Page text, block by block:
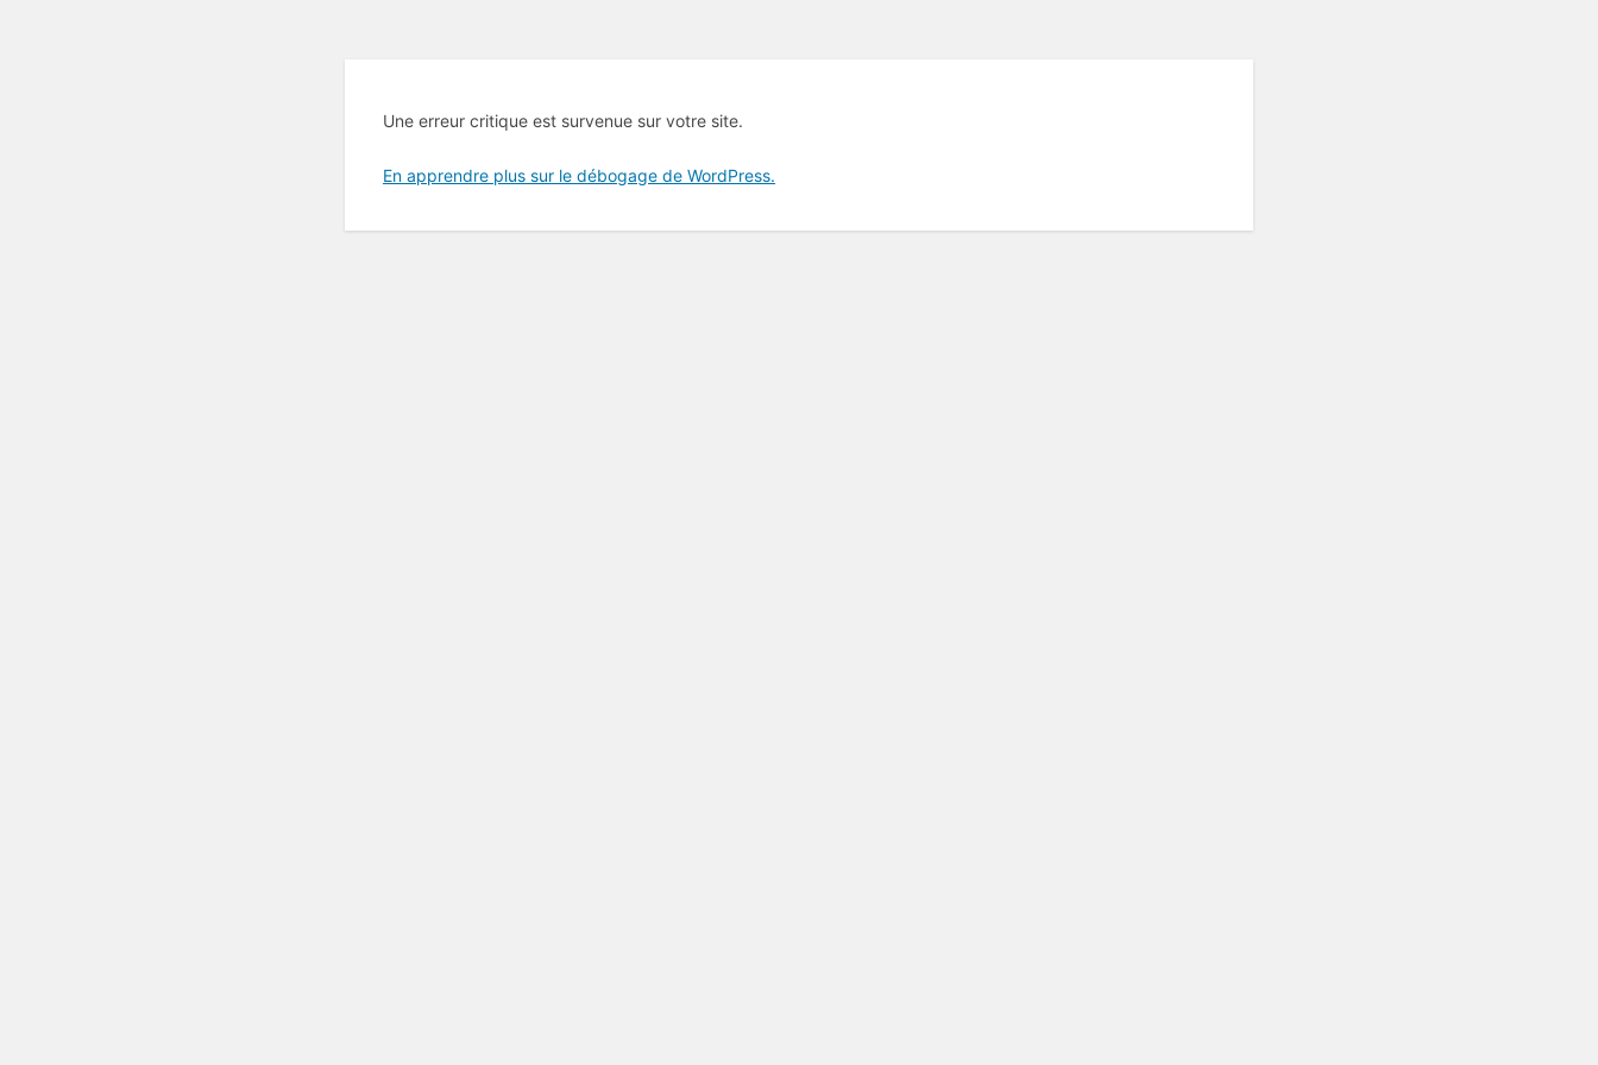
Une erreur critique est survenue sur votre site.
En apprendre plus sur le débogage de WordPress.